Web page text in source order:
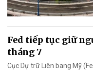
Fed tiếp tục giữ
tháng 7
Cục Dự trữ Liên bang Mỹ